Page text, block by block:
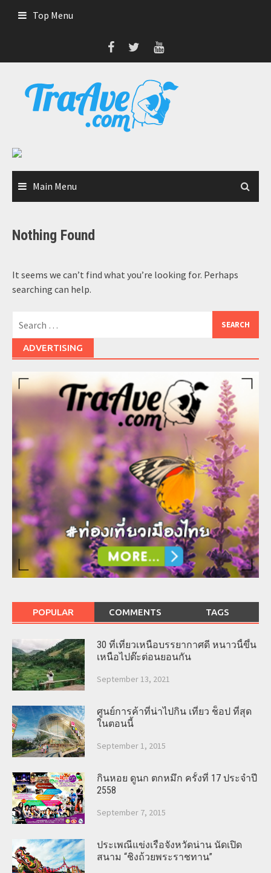
Top Menu
Main Menu
Nothing Found
It seems we can’t find what you’re looking for. Perhaps
searching can help.
ADVERTISING
POPULAR COMMENTS TAGS
30 ที่เที่ยวเหนือบรรยากาศดี หนาวนี้ขึ้น
เหนือไปต๊ะต่อนยอนกัน
September 13, 2021
ศูนย์การค้าที่น่าไปกิน เที่ยว ช็อป ที่สุด
ในตอนนี้
September 1, 2015
กินหอย ดูนก ตกหมึก ครั้งที่ 17 ประจำปี
2558
September 7, 2015
ประเพณีแข่งเรือจังหวัดน่าน นัดเปิด
สนาม “ชิงถ้วยพระราชทาน”